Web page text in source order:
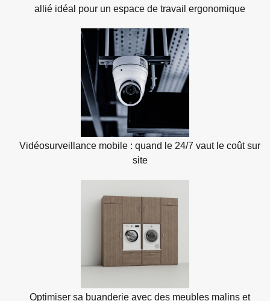
allié idéal pour un espace de travail ergonomique
Vidéosurveillance mobile : quand le 24/7 vaut le coût sur
site
Optimiser sa buanderie avec des meubles malins et